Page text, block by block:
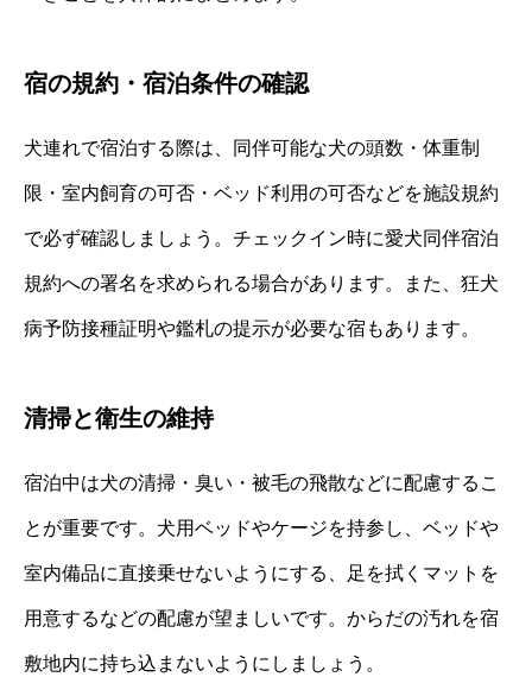
宿の規約・宿泊条件の確認
犬連れで宿泊する際は、同伴可能な犬の頭数・体重制
限・室内飼育の可否・ベッド利用の可否などを施設規約
で必ず確認しましょう。チェックイン時に愛犬同伴宿泊
規約への署名を求められる場合があります。また、狂犬
病予防接種証明や鑑札の提示が必要な宿もあります。
清掃と衛生の維持
宿泊中は犬の清掃・臭い・被毛の飛散などに配慮するこ
とが重要です。犬用ベッドやケージを持参し、ベッドや
室内備品に直接乗せないようにする、足を拭くマットを
用意するなどの配慮が望ましいです。からだの汚れを宿
敷地内に持ち込まないようにしましょう。